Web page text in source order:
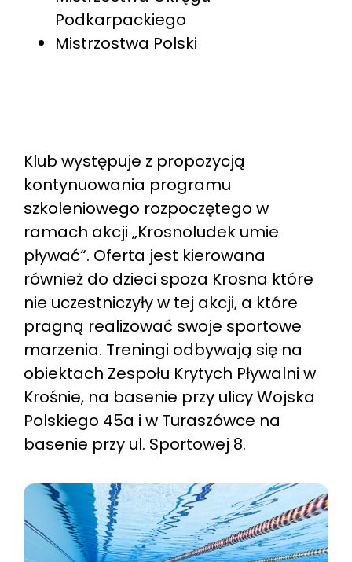
Podkarpackiego
Mistrzostwa Polski
Klub występuje z propozycją
kontynuowania programu
szkoleniowego rozpoczętego w
ramach akcji „Krosnoludek umie
pływać“. Oferta jest kierowana
również do dzieci spoza Krosna które
nie uczestniczyły w tej akcji, a które
pragną realizować swoje sportowe
marzenia. Treningi odbywają się na
obiektach Zespołu Krytych Pływalni w
Krośnie, na basenie przy ulicy Wojska
Polskiego 45a i w Turaszówce na
basenie przy ul. Sportowej 8.